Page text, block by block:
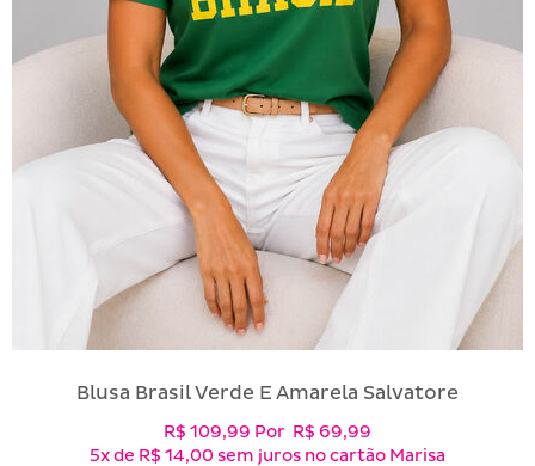
Blusa Brasil Verde E Amarela Salvatore
R$ 109,99 Por R$ 69,99
5xde R$ 14,00 sem juros no cartão Marisa